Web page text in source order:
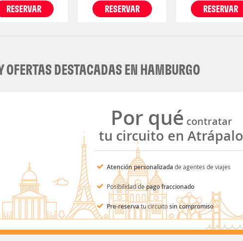
RESERVAR RESERVAR RESERVAR
OFERTAS DESTACADAS EN HAMBURGO
Por qué contratar
tu circuito en Atrápalo
Atención personalizada de agentes de viajes
Posibilidad depago fraccionado
Pre-reservatu circuitosin compromiso